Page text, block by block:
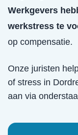
Werkgevers
werkstress te
op compensatie.
Onze juristen
of stress in
aan via